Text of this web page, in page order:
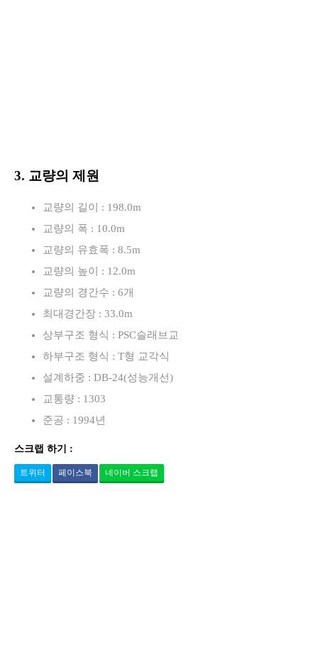
3. 교량의 제원
교량의 길이 : 198.0m
교량의 폭 : 10.0m
교량의 유효폭 : 8.5m
교량의 높이 : 12.0m
교량의 경간수 : 6개
최대경간장 : 33.0m
상부구조 형식 : PSC슬래브교
하부구조 형식 : T형 교각식
설계하중 : DB-24(성능개선)
교통량 : 1303
준공 : 1994년
스크랩 하기 :
트위터 페이스북 네이버 스크랩